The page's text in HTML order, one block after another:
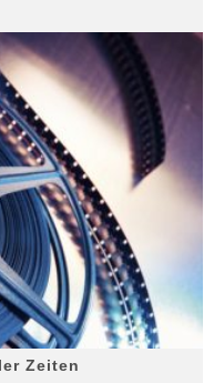
Zeiten